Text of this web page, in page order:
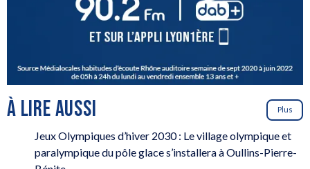
À LIRE AUSSI Plus
Jeux Olympiques d’hiver 2030 : Le village olympique et
paralympique du pôle glace s’installera à Oullins-Pierre-